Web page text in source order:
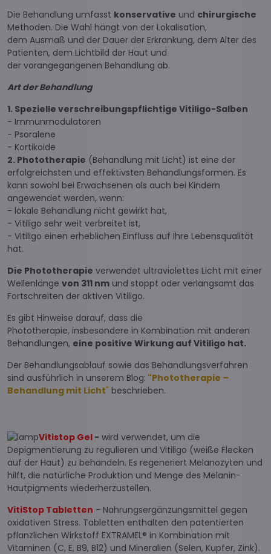
Die Behandlung umfasst konservative und chirurgische
Methoden. Die Wahl hängt von der Lokalisation,
dem Ausmaß und der Dauer der Erkrankung, dem Alter des
Patienten, dem Lichtbild der Haut und
der vorangegangenen Behandlung ab.
Art der Behandlung
1. Spezielle verschreibungspflichtige Vitiligo-Salben
- Immunmodulatoren
- Psoralene
- Kortikoide
2. Phototherapie (Behandlung mit Licht) ist eine der
erfolgreichsten und effektivsten Behandlungsformen. Es
kann sowohl bei Erwachsenen als auch bei Kindern
angewendet werden, wenn:
- lokale Behandlung nicht gewirkt hat,
- Vitiligo sehr weit verbreitet ist,
- Vitiligo einen erheblichen Einfluss auf Ihre Lebensqualität
hat.
Die Phototherapie verwendet ultraviolettes Licht mit einer
Wellenlänge von 311 nm und stoppt oder verlangsamt das
Fortschreiten der aktiven Vitiligo.
Es gibt Hinweise darauf, dass die
Phototherapie, insbesondere in Kombination mit anderen
Behandlungen, eine positive Wirkung auf Vitiligo hat.
Der Behandlungsablauf sowie das Behandlungsverfahren
sind ausführlich in unserem Blog: "Phototherapie –
Behandlung mit Licht" beschrieben.
Vitistop Gel - wird verwendet, um die
Depigmentierung zu regulieren und Vitiligo (weiße Flecken
auf der Haut) zu behandeln. Es regeneriert Melanozyten und
hilft, die natürliche Produktion und Menge des Melanin-
Hautpigments wiederherzustellen.
VitiStop Tabletten - Nahrungsergänzungsmittel gegen
oxidativen Stress. Tabletten enthalten den patentierten
pflanzlichen Wirkstoff EXTRAMEL® in Kombination mit
Vitaminen (C, E, B9, B12) und Mineralien (Selen, Kupfer, Zink).